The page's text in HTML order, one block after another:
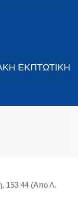
ΕΚΠΤΩΤΙΚΗ
153 44 (Απο Λ.